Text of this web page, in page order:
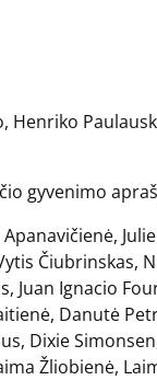
Henriko
gyvenimo
Čiubrinskas,
Juan Ignacio
Danutė
Dixie
Žliobienė,